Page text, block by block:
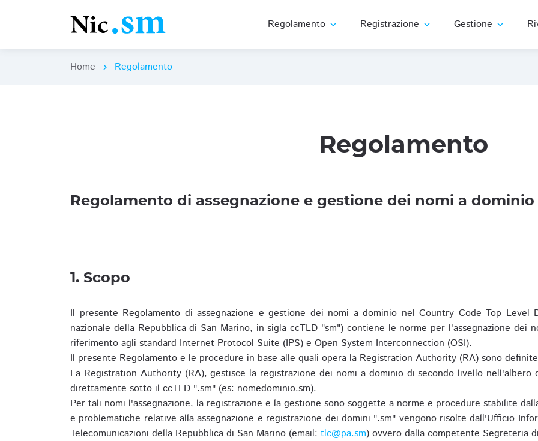
Regolamento expand_more Registrazione expand_more Gestione expand_more
Home chevron_right Regolamento
Regolamento
Regolamento di assegnazione e gestione dei nomi a dominio
1. Scopo
Il presente Regolamento di assegnazione e gestione dei nomi a dominio nel Country Code Top Level
nazionale della Repubblica di San Marino, in sigla ccTLD "sm") contiene le norme per l'assegnazione dei
riferimento agli standard Internet Protocol Suite (IPS) e Open System Interconnection (OSI).
Il presente Regolamento e le procedure in base alle quali opera la Registration Authority (RA) sono
La Registration Authority (RA), gestisce la registrazione dei nomi a dominio di secondo livello nell'albero
direttamente sotto il ccTLD ".sm" (es: nomedominio.sm).
Per tali nomi l'assegnazione, la registrazione e la gestione sono soggette a norme e procedure stabilite
e problematiche relative alla assegnazione e registrazione dei domini ".sm" vengono risolte dall'Ufficio
Telecomunicazioni della Repubblica di San Marino (email: tlc@pa.sm) ovvero dalla competente Segreteria